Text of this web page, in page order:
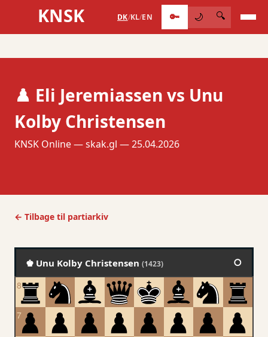
KNSK DK/KL/EN 🔑 🌙 🔍
♟️ Eli Jeremiassen vs Unu
Kolby Christensen
KNSK Online — skak.gl — 25.04.2026
← Tilbage til partiarkiv
♚ Unu Kolby Christensen (1423) ○